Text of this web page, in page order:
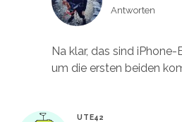
Antworten
Na klar, das sind iPhone-
um die ersten beiden
UTE42